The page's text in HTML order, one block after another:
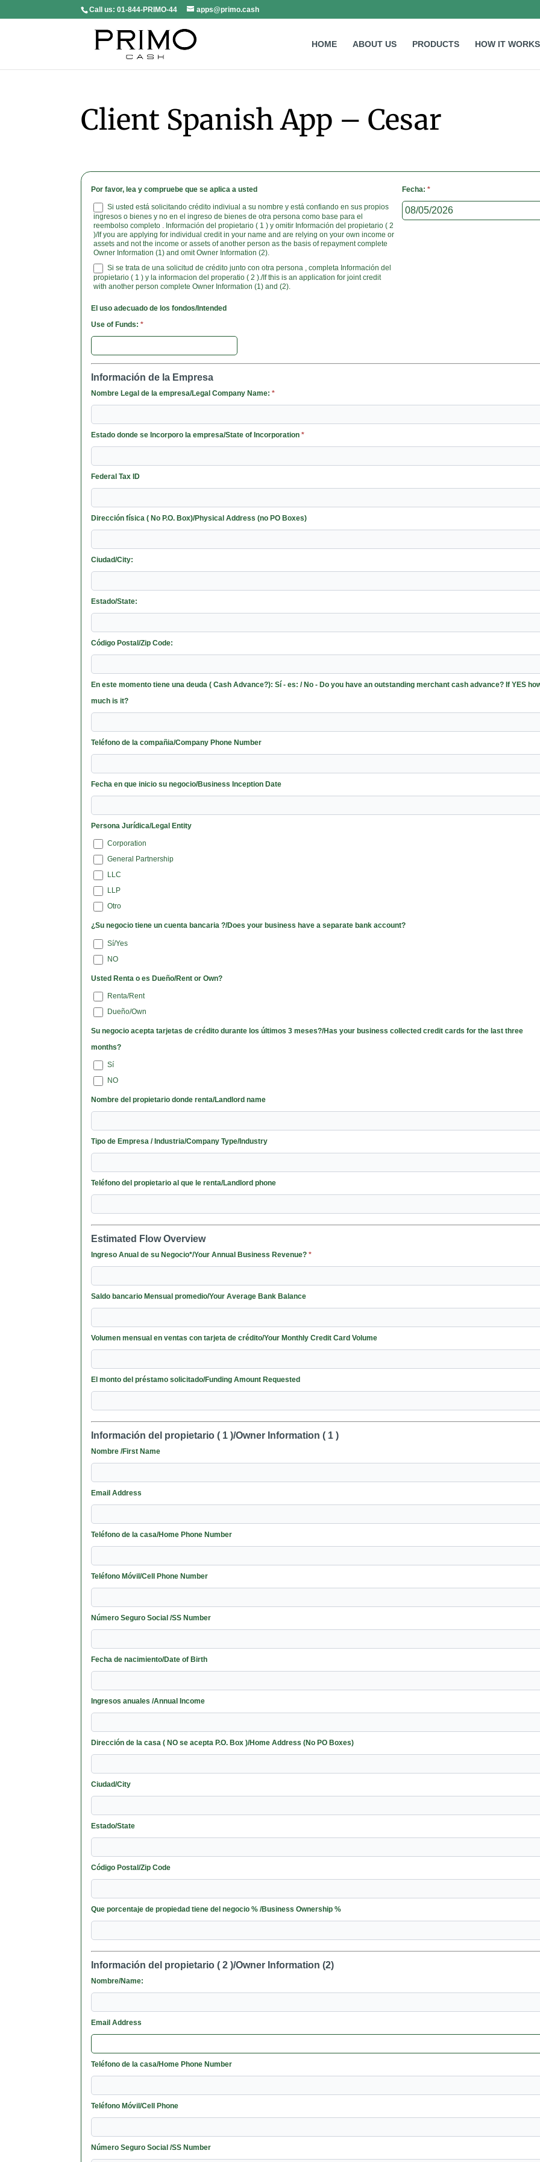
Call us:01-844-PRIMO-44 apps@primo.cash
HOME ABOUT US PRODUCTS HOW IT WORKS
Client Spanish App – Cesar
Por favor, lea y compruebe que se aplica a usted
Si usted está solicitando crédito indiviual a su nombre y está confiando en sus propios
ingresos o bienes y no en el ingreso de bienes de otra persona como base para el
reembolso completo . Información del propietario ( 1 ) y omitir Información del propietario ( 2
)/If you are applying for individual credit in your name and are relying on your own income or
assets and not the income or assets of another person as the basis of repayment complete
Owner Information (1) and omit Owner Information (2).
Si se trata de una solicitud de crédito junto con otra persona , completa Información del
propietario ( 1 ) y la informacion del properatio ( 2 )./If this is an application for joint credit
with another person complete Owner Information (1) and (2).
Fecha: *
El uso adecuado de los fondos/Intended
Use of Funds:*
Información de la Empresa
Nombre Legal de la empresa/Legal Company Name:*
Estado donde se Incorporo la empresa/State of Incorporation*
Federal Tax ID
Dirección física ( No P.O. Box)/Physical Address (no PO Boxes)
Ciudad/City:
Estado/State:
Código Postal/Zip Code:
En este momento tiene una deuda ( Cash Advance?): Sí - es: / No - Do you have an outstanding merchant cash advance? If YES
much is it?
Teléfono de la compañia/Company Phone Number
Fecha en que inicio su negocio/Business Inception Date
Persona Jurídica/Legal Entity
Corporation
General Partnership
LLC
LLP
Otro
¿Su negocio tiene un cuenta bancaria ?/Does your business have a separate bank account?
Sí/Yes
NO
Usted Renta o es Dueño/Rent or Own?
Renta/Rent
Dueño/Own
Su negocio acepta tarjetas de crédito durante los últimos 3 meses?/Has your business collected credit cards for the last three
months?
Sí
NO
Nombre del propietario donde renta/Landlord name
Tipo de Empresa / Industria/Company Type/Industry
Teléfono del propietario al que le renta/Landlord phone
Estimated Flow Overview
Ingreso Anual de su Negocio*/Your Annual Business Revenue?*
Saldo bancario Mensual promedio/Your Average Bank Balance
Volumen mensual en ventas con tarjeta de crédito/Your Monthly Credit Card Volume
El monto del préstamo solicitado/Funding Amount Requested
Información del propietario ( 1 )/Owner Information ( 1 )
Nombre /First Name
Email Address
Teléfono de la casa/Home Phone Number
Teléfono Móvil/Cell Phone Number
Número Seguro Social /SS Number
Fecha de nacimiento/Date of Birth
Ingresos anuales /Annual Income
Dirección de la casa ( NO se acepta P.O. Box )/Home Address (No PO Boxes)
Ciudad/City
Estado/State
Código Postal/Zip Code
Que porcentaje de propiedad tiene del negocio % /Business Ownership %
Información del propietario ( 2 )/Owner Information (2)
Nombre/Name:
Email Address
Teléfono de la casa/Home Phone Number
Teléfono Móvil/Cell Phone
Número Seguro Social /SS Number